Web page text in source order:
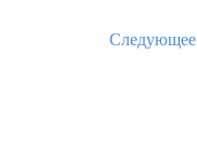
Следующее